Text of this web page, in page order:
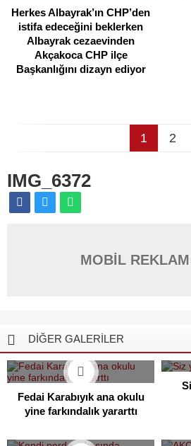
Herkes Albayrak’ın CHP’den
istifa edeceğini beklerken
Albayrak cezaevinden
Akçakoca CHP ilçe
Başkanlığını dizayn ediyor
1 2
IMG_6372
MOBİL
DİĞER GALERİLER
Fedai Karabıyık ana okulu
yine farkındalık yararttı